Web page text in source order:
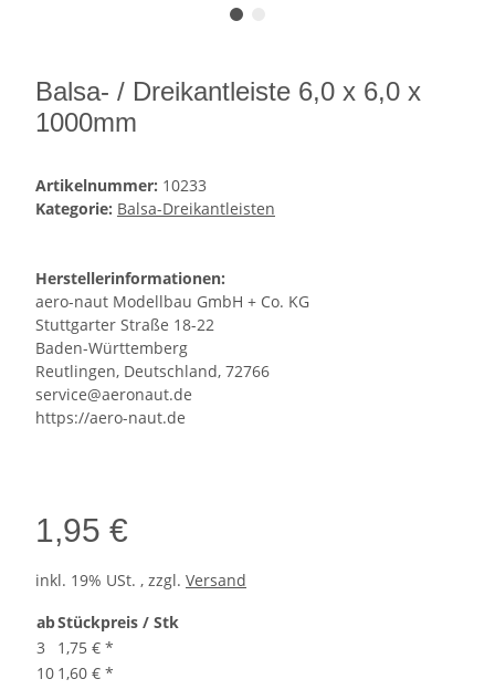
Balsa- / Dreikantleiste 6,0 x 6,0 x
1000mm
Artikelnummer: 10233
Kategorie: Balsa-Dreikantleisten
Herstellerinformationen:
aero-naut Modellbau GmbH + Co. KG
Stuttgarter Straße 18-22
Baden-Württemberg
Reutlingen, Deutschland, 72766
service@aeronaut.de
https://aero-naut.de
1,95 €
inkl. 19% USt. , zzgl. Versand
abStückpreis / Stk
3
1,75 € *
10 1,60 € *